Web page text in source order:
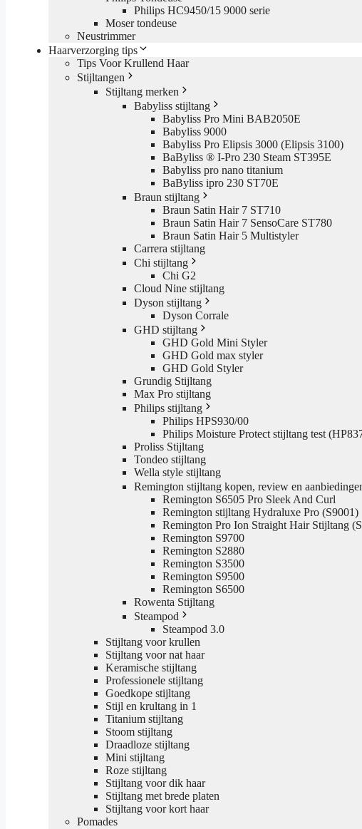
Philips HC9450/15 9000 serie
Moser tondeuse
Neustrimmer
Haarverzorging tips
Tips Voor Krullend Haar
Stijltangen
Stijltang merken
Babyliss stijltang
Babyliss Pro Mini BAB2050E
Babyliss 9000
Babyliss Pro Elipsis 3000 (Elipsis 3100)
BaByliss ® I-Pro 230 Steam ST395E
Babyliss pro nano titanium
BaByliss ipro 230 ST70E
Braun stijltang
Braun Satin Hair 7 ST710
Braun Satin Hair 7 SensoCare ST780
Braun Satin Hair 5 Multistyler
Carrera stijltang
Chi stijltang
Chi G2
Cloud Nine stijltang
Dyson stijltang
Dyson Corrale
GHD stijltang
GHD Gold Mini Styler
GHD Gold max styler
GHD Gold Styler
Grundig Stijltang
Max Pro stijltang
Philips stijltang
Philips HPS930/00
Philips Moisture Protect stijltang test
Proliss Stijltang
Tondeo stijltang
Wella style stijltang
Remington stijltang kopen, review en
Remington S6505 Pro Sleek And Curl
Remington stijltang Hydraluxe Pro (S9001)
Remington Pro Ion Straight Hair Stijltang
Remington S9700
Remington S2880
Remington S3500
Remington S9500
Remington S6500
Rowenta Stijltang
Steampod
Steampod 3.0
Stijltang voor krullen
Stijltang voor nat haar
Keramische stijltang
Professionele stijltang
Goedkope stijltang
Stijl en krultang in 1
Titanium stijltang
Stoom stijltang
Draadloze stijltang
Mini stijltang
Roze stijltang
Stijltang voor dik haar
Stijltang met brede platen
Stijltang voor kort haar
Pomades